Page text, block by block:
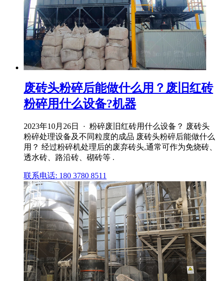
废砖头粉碎后能做什么用？废旧红砖
粉碎用什么设备?机器
2023年10月26日 · 粉碎废旧红砖用什么设备？ 废砖头
粉碎处理设备及不同粒度的成品 废砖头粉碎后能做什么
用？ 经过粉碎机处理后的废弃砖头,通常可作为免烧砖、
透水砖、路沿砖、砌砖等 .
联系电话: 180 3780 8511